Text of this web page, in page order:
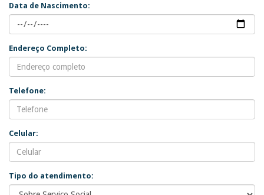
Data de Nascimento:
Endereço Completo:
Telefone:
Celular:
Tipo do atendimento: